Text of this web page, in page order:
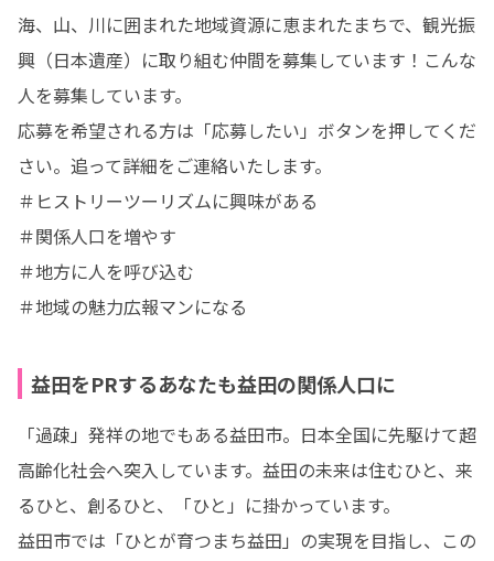
海、山、川に囲まれた地域資源に恵まれたまちで、観光振
興（日本遺産）に取り組む仲間を募集しています！こんな
人を募集しています。
応募を希望される方は「応募したい」ボタンを押してくだ
さい。追って詳細をご連絡いたします。
＃ヒストリーツーリズムに興味がある
＃関係人口を増やす
＃地方に人を呼び込む
＃地域の魅力広報マンになる
益田をPRするあなたも益田の関係人口に
「過疎」発祥の地でもある益田市。日本全国に先駆けて超
高齢化社会へ突入しています。益田の未来は住むひと、来
るひと、創るひと、「ひと」に掛かっています。
益田市では「ひとが育つまち益田」の実現を目指し、この